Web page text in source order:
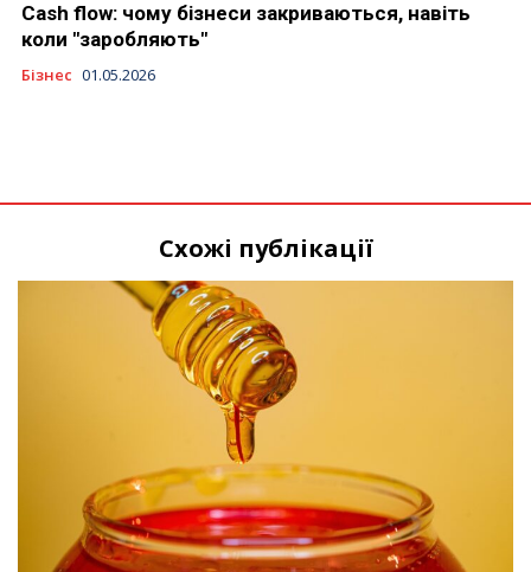
Cash flow: чому бізнеси закриваються, навіть
коли "заробляють"
Бізнес 01.05.2026
Схожі публікації